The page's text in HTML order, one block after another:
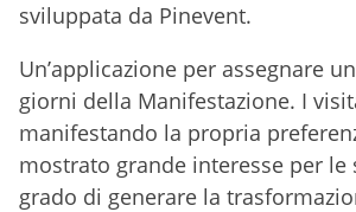
sviluppata da Pinevent.
Un’applicazione per assegnare
giorni della Manifestazione. I
manifestando la propria
mostrato grande interesse per le
grado di generare la